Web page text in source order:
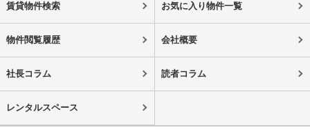
賃貸物件検索 お気に入り物件一覧
物件閲覧履歴 会社概要
社長コラム 読者コラム
レンタルスペース